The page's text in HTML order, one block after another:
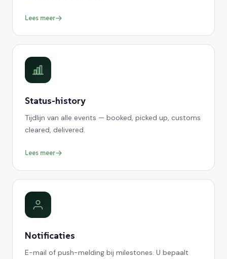
Lees meer
Status-history
Tijdlijn van alle events — booked, picked up, customs
cleared, delivered.
Lees meer
Notificaties
E-mail of push-melding bij milestones. U bepaalt